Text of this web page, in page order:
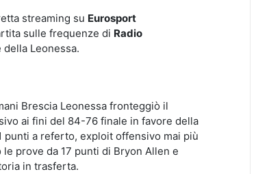
streaming su Eurosport
sulle frequenze di Radio
Leonessa.
Brescia Leonessa fronteggiò il
ai fini del 84-76 finale in favore della
punti a referto, exploit offensivo mai più
prove da 17 punti di Bryon Allen e
in trasferta.